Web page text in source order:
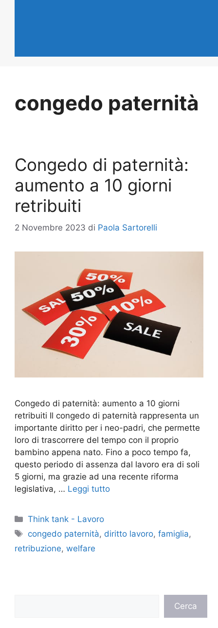
congedo paternità
Congedo di paternità:
aumento a 10 giorni
retribuiti
2 Novembre 2023 di Paola Sartorelli
Congedo di paternità: aumento a 10 giorni
retribuiti Il congedo di paternità rappresenta un
importante diritto per i neo-padri, che permette
loro di trascorrere del tempo con il proprio
bambino appena nato. Fino a poco tempo fa,
questo periodo di assenza dal lavoro era di soli
5 giorni, ma grazie ad una recente riforma
legislativa, … Leggi tutto
Categorie
Think tank - Lavoro
Tag
congedo paternità, diritto lavoro,famiglia,
retribuzione, welfare
Cerca